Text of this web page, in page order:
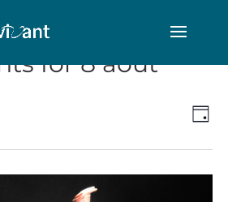
for 8 août
de
Jour